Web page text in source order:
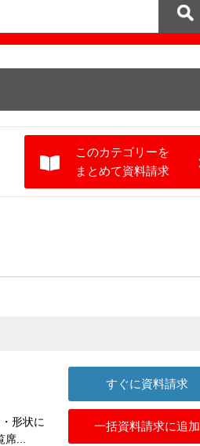
このカテゴリーを
まとめて資料請求
形状に
...
すぐに資料請求
一括資料請求に追加